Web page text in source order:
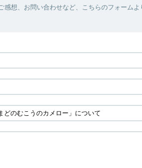
感想、お問い合わせなど、こちらのフォーム